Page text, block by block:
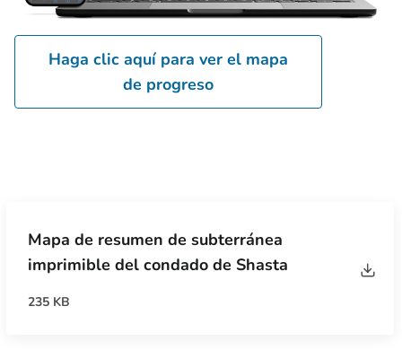
Haga clic aquí para ver el mapa
de progreso
Mapa de resumen de subterránea
imprimible del condado de Shasta
235 KB